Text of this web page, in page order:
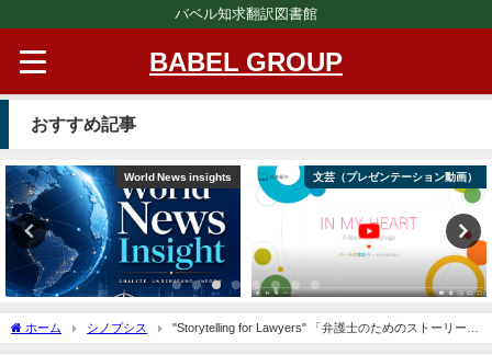
バベル知求翻訳図書館
BABEL GROUP
おすすめ記事
World News insights 文芸（プレゼンテーション動画）
ホーム シノプシス
"Storytelling for Lawyers" 「弁護士のためのストーリーテ
リング」